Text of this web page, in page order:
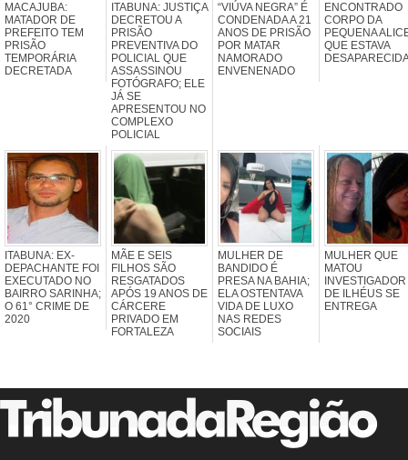
MACAJUBA:
MATADOR DE
PREFEITO TEM
PRISÃO
TEMPORÁRIA
DECRETADA
ITABUNA: JUSTIÇA
DECRETOU A
PRISÃO
PREVENTIVA DO
POLICIAL QUE
ASSASSINOU
FOTÓGRAFO; ELE
JÁ SE
APRESENTOU NO
COMPLEXO
POLICIAL
“VIÚVA NEGRA” É
CONDENADA A 21
ANOS DE PRISÃO
POR MATAR
NAMORADO
ENVENENADO
ENCONTRADO
CORPO DA
PEQUENA
QUE ESTAVA
ITABUNA: EX-
DEPACHANTE FOI
EXECUTADO NO
BAIRRO SARINHA;
O 61° CRIME DE
2020
MÃE E SEIS
FILHOS SÃO
RESGATADOS
APÓS 19 ANOS DE
CÁRCERE
PRIVADO EM
FORTALEZA
MULHER DE
BANDIDO É
PRESA NA BAHIA;
ELA OSTENTAVA
VIDA DE LUXO
NAS REDES
SOCIAIS
MULHER QUE
MATOU
INVESTIGADOR
DE ILHÉUS SE
ENTREGA